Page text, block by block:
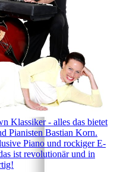
Klassiker - alles das bietet
Pianisten Bastian Korn.
Piano und rockiger E-
ist revolutionär und in